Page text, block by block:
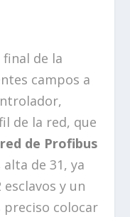
final de la
campos a
de la red, que
red de Profibus
de 31, ya
y un
colocar